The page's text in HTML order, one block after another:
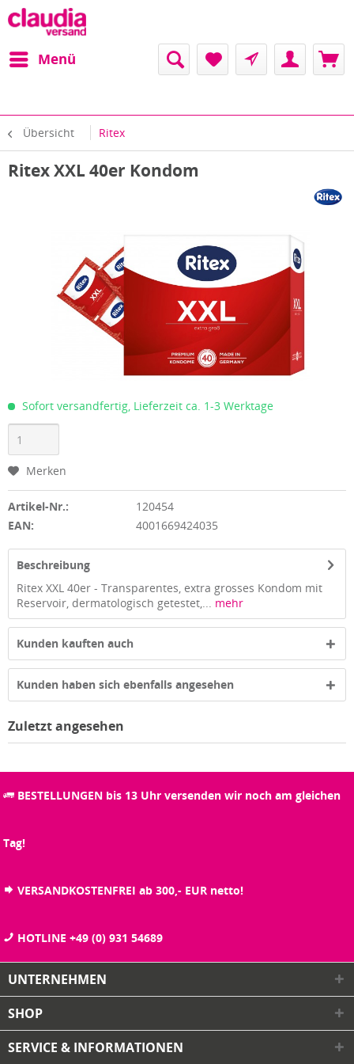
Menü
Übersicht Ritex
Ritex XXL 40er Kondom
Sofort versandfertig, Lieferzeit ca. 1-3 Werktage
Merken
Artikel-Nr.:
120454
EAN:
4001669424035
Beschreibung
Ritex XXL 40er - Transparentes, extra grosses Kondom mit
Reservoir, dermatologisch getestet,... mehr
Kunden kauften auch
Kunden haben sich ebenfalls angesehen
Zuletzt angesehen
BESTELLUNGEN bis 13 Uhr versenden wir noch am gleichen
Tag!
VERSANDKOSTENFREI ab 300,- EUR netto!
HOTLINE +49 (0) 931 54689
UNTERNEHMEN
SHOP
SERVICE & INFORMATIONEN